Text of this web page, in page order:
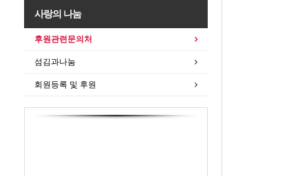
사랑의 나눔
후원관련문의처
섬김과나눔
회원등록 및 후원